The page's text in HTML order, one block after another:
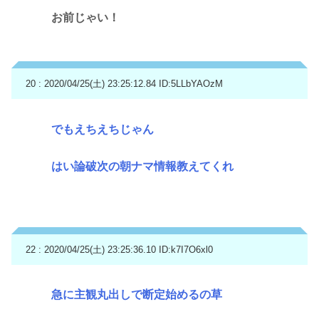
お前じゃい！
20 : 2020/04/25(土) 23:25:12.84 ID:5LLbYAOzM
でもえちえちじゃん
はい論破次の朝ナマ情報教えてくれ
22 : 2020/04/25(土) 23:25:36.10 ID:k7I7O6xl0
急に主観丸出しで断定始めるの草